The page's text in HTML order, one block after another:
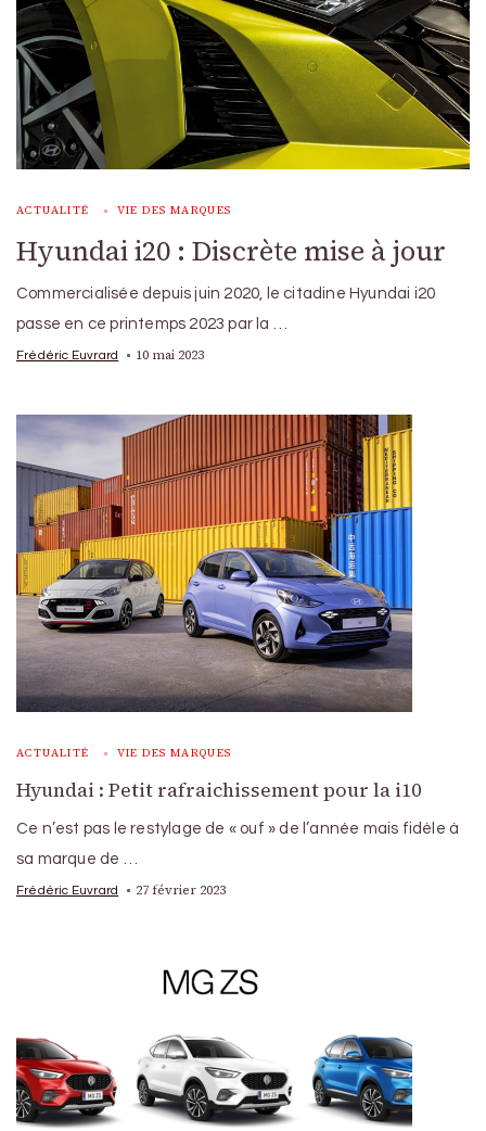
ACTUALITÉ VIE DES MARQUES
Hyundai i20 : Discrète mise à jour
Commercialisée depuis juin 2020, le citadine Hyundai i20
passe en ce printemps 2023 par la …
Frédéric Euvrard 10 mai 2023
ACTUALITÉ VIE DES MARQUES
Hyundai : Petit rafraichissement pour la i10
Ce n’est pas le restylage de « ouf » de l’année mais fidèle à
sa marque de …
Frédéric Euvrard 27 février 2023